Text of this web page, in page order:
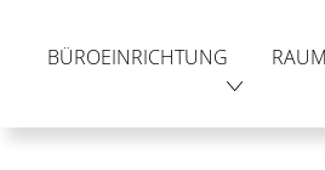
BÜROEINRICHTUNG